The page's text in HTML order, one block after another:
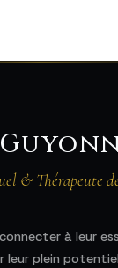
& Thérapeute
à leur
leur plein